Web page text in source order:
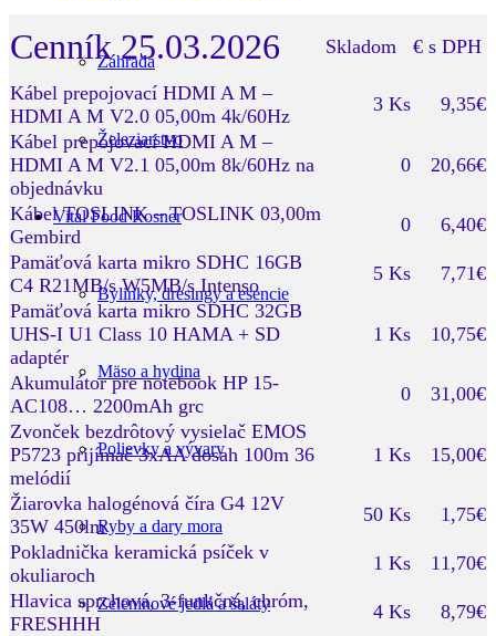
Záhrada
Železiarstvo
Vital Food Rosner
Bylinky, dresingy a esencie
Mäso a hydina
Polievky a vývary
Ryby a dary mora
Zeleninové jedlá a šaláty
Cenník 25.03.2026 Skladom € s DPH
Kábel prepojovací HDMI A M –
HDMI A M V2.0 05,00m 4k/60Hz
3 Ks
9,35€
Kábel prepojovací HDMI A M –
HDMI A M V2.1 05,00m 8k/60Hz na
objednávku
0 20,66€
Kábel TOSLINK – TOSLINK 03,00m
Gembird
0
6,40€
Pamäťová karta mikro SDHC 16GB
C4 R21MB/s W5MB/s Intenso
5 Ks
7,71€
Pamäťová karta mikro SDHC 32GB
UHS-I U1 Class 10 HAMA + SD
adaptér
1 Ks 10,75€
Akumulátor pre notebook HP 15-
AC108… 2200mAh grc
0
31,00€
Zvonček bezdrôtový vysielač EMOS
P5723 prijímač 3xAA dosah 100m 36
melódií
1 Ks 15,00€
Žiarovka halogénová číra G4 12V
35W 450lm
50 Ks
1,75€
Pokladnička keramická psíček v
okuliaroch
1 Ks
11,70€
Hlavica sprchová, 3-funkčná, chróm,
FRESHHH
4 Ks
8,79€